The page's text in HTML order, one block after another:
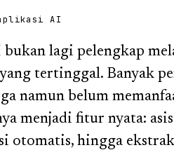
AI
lagi pelengkap
tertinggal. Banyak
namun belum
menjadi fitur nyata:
otomatis, hingga